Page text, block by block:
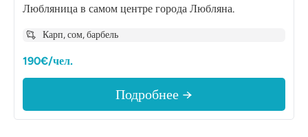
Любляница в самом центре города Любляна.
Карп, сом, барбель
190€/чел.
Подробнее →